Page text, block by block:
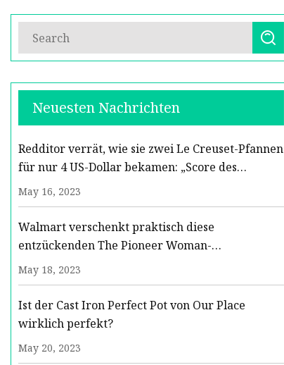
Neuesten Nachrichten
Redditor verrät, wie sie zwei Le Creuset-Pfannen
für nur 4 US-Dollar bekamen: „Score des
Jahrhunderts“
May 16, 2023
Walmart verschenkt praktisch diese
entzückenden The Pioneer Woman-
Servierplatten
May 18, 2023
Ist der Cast Iron Perfect Pot von Our Place
wirklich perfekt?
May 20, 2023